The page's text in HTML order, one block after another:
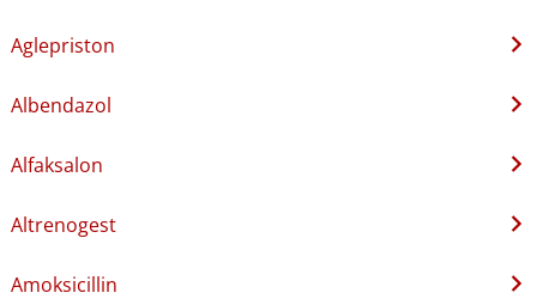
Aglepriston
Albendazol
Alfaksalon
Altrenogest
Amoksicillin